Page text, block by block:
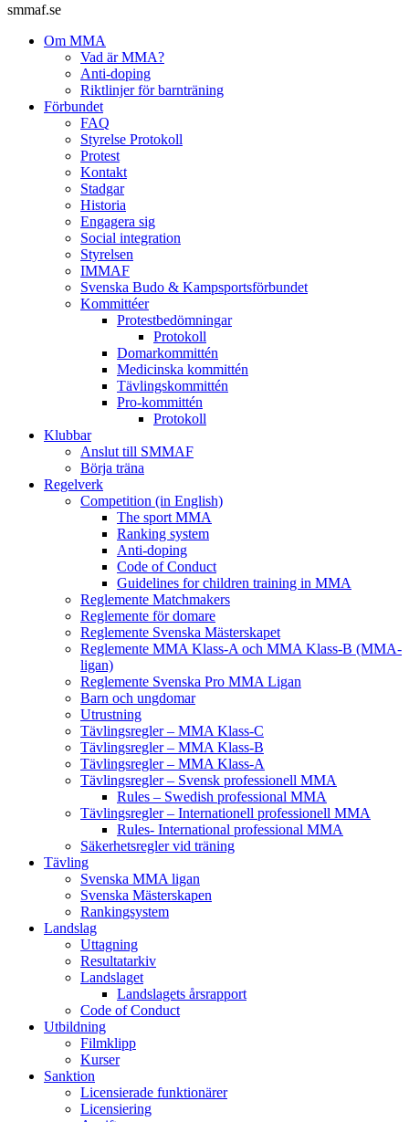
smmaf.se
Om MMA
Vad är MMA?
Anti-doping
Riktlinjer för barnträning
Förbundet
FAQ
Styrelse Protokoll
Protest
Kontakt
Stadgar
Historia
Engagera sig
Social integration
Styrelsen
IMMAF
Svenska Budo & Kampsportsförbundet
Kommittéer
Protestbedömningar
Protokoll
Domarkommittén
Medicinska kommittén
Tävlingskommittén
Pro-kommittén
Protokoll
Klubbar
Anslut till SMMAF
Börja träna
Regelverk
Competition (in English)
The sport MMA
Ranking system
Anti-doping
Code of Conduct
Guidelines for children training in MMA
Reglemente Matchmakers
Reglemente för domare
Reglemente Svenska Mästerskapet
Reglemente MMA Klass-A och MMA Klass-B (MMA-
ligan)
Reglemente Svenska Pro MMA Ligan
Barn och ungdomar
Utrustning
Tävlingsregler – MMA Klass-C
Tävlingsregler – MMA Klass-B
Tävlingsregler – MMA Klass-A
Tävlingsregler – Svensk professionell MMA
Rules – Swedish professional MMA
Tävlingsregler – Internationell professionell MMA
Rules- International professional MMA
Säkerhetsregler vid träning
Tävling
Svenska MMA ligan
Svenska Mästerskapen
Rankingsystem
Landslag
Uttagning
Resultatarkiv
Landslaget
Landslagets årsrapport
Code of Conduct
Utbildning
Filmklipp
Kurser
Sanktion
Licensierade funktionärer
Licensiering